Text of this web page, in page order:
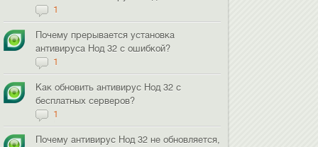
1
Почему прерывается установка
антивируса Нод 32 с ошибкой?
1
Как обновить антивирус Нод 32 с
бесплатных серверов?
1
Почему антивирус Нод 32 не обновляется,